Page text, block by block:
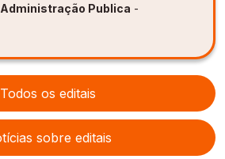
Publica -
Todos os editais
sobre editais